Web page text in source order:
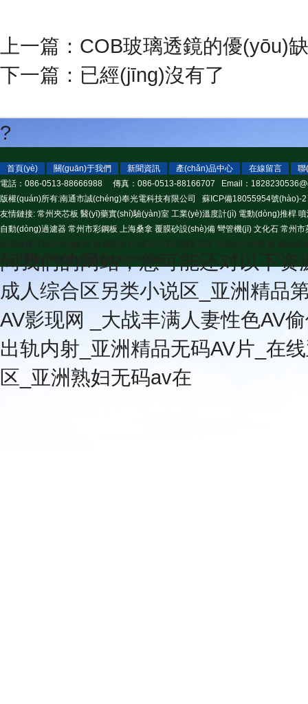
上一篇： COB玻璃透鏡的優(yōu)
下一篇：已經(jīng)沒有了
?
首頁(yè) 關(guān)于我們 新聞資訊 產(chǎn)品中心 在線留言
聯
電話：086-0513-88666988 傳真：086-0513-88166707 Email：
版權(quán)所有:南通市誠(chéng)奉光電科技有限公司 蘇ICP備18055954號(hào)-2
友情鏈接: 常州夾芯板 醫(yī)藥實(shí)驗(yàn)室 工業(yè)溫度計(jì) 電動(dòng)推桿
自動(dòng)過濾器 常州市彩鋼板 上海桑拿 覆膜砂設(shè)備 彎管機(jī) 文化石 常州市
南通吊車
问我们的网站，您可能还对以下资
成人综合区另类小说区_亚洲精品
AV影现网 _大战丰满人妻性色AV
出轨内射_亚洲精品无码AV片_在
区_亚洲熟妇无码av在